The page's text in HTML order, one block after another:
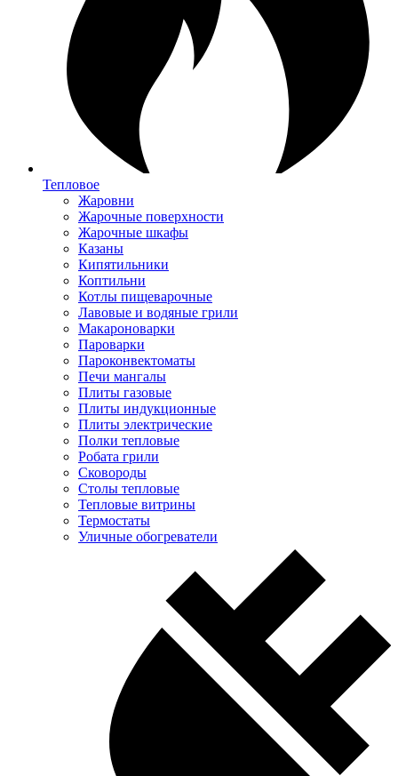
Тепловое
Жаровни
Жарочные поверхности
Жарочные шкафы
Казаны
Кипятильники
Коптильни
Котлы пищеварочные
Лавовые и водяные грили
Макароноварки
Пароварки
Пароконвектоматы
Печи мангалы
Плиты газовые
Плиты индукционные
Плиты электрические
Полки тепловые
Робата грили
Сковороды
Столы тепловые
Тепловые витрины
Термостаты
Уличные обогреватели